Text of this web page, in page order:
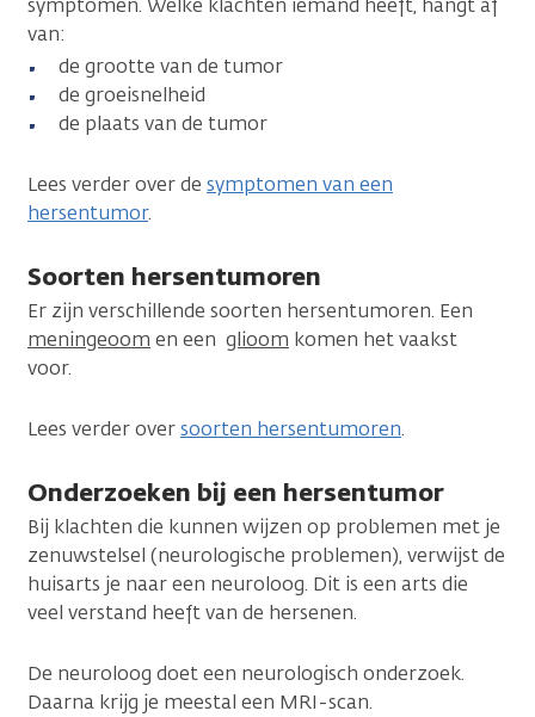
symptomen. Welke klachten iemand heeft, hangt af
van:
de grootte van de tumor
de groeisnelheid
de plaats van de tumor
Lees verder over de symptomen van een
hersentumor.
Soorten hersentumoren
Er zijn verschillende soorten hersentumoren. Een
meningeoom en een glioom komen het vaakst
voor.
Lees verder oversoorten hersentumoren.
Onderzoeken bij een hersentumor
Bij klachten die kunnen wijzen op problemen met je
zenuwstelsel (neurologische problemen), verwijst de
huisarts je naar een neuroloog. Dit is een arts die
veel verstand heeft van de hersenen.
De neuroloog doet een neurologisch onderzoek.
Daarna krijg je meestal een MRI-scan.